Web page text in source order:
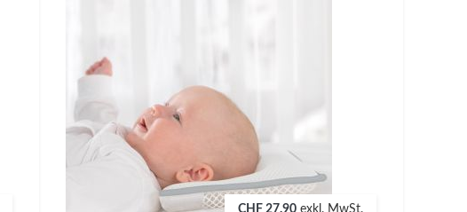
CHF 27.90 exkl. MwSt.